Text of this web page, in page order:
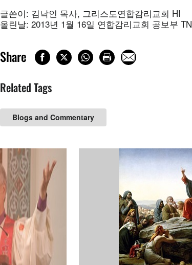
글쓴이: 김낙인 목사, 그리스도연합감리교회 HI
올린날: 2013년 1월 16일 연합감리교회 공보부 TN
Share
Related Tags
Blogs and Commentary